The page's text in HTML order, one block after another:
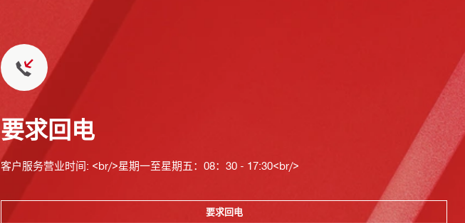
要求回电
客户服务营业时间: <br/>星期一至星期五：08：30 - 17:30<br/>
要求回电